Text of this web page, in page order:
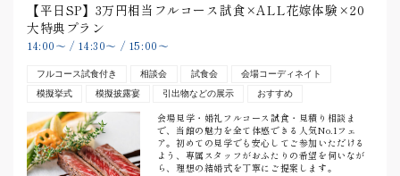
【平日SP】3万円相当フルコース試食×ALL花嫁体験×20
大特典プラン
14:00〜 / 14:30〜 / 15:00〜
フルコース試食付き 相談会 試食会
会場コーディネイト
模擬挙式
模擬披露宴 引出物などの展示 おすすめ
会場見学・婚礼フルコース試食・見積り相談ま
で、当館の魅力を全て体感できる人気No.1フェ
ア。初めての見学でも安心してご参加いただける
よう、専属スタッフがおふたりの希望を伺いなが
ら、理想の結婚式を丁寧にご提案します。